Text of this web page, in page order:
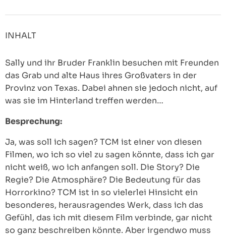
INHALT
Sally und ihr Bruder Franklin besuchen mit Freunden
das Grab und alte Haus ihres Großvaters in der
Provinz von Texas. Dabei ahnen sie jedoch nicht, auf
was sie im Hinterland treffen werden…
Besprechung:
Ja, was soll ich sagen? TCM ist einer von diesen
Filmen, wo ich so viel zu sagen könnte, dass ich gar
nicht weiß, wo ich anfangen soll. Die Story? Die
Regie? Die Atmosphäre? Die Bedeutung für das
Horrorkino? TCM ist in so vielerlei Hinsicht ein
besonderes, herausragendes Werk, dass ich das
Gefühl, das ich mit diesem Film verbinde, gar nicht
so ganz beschreiben könnte. Aber irgendwo muss